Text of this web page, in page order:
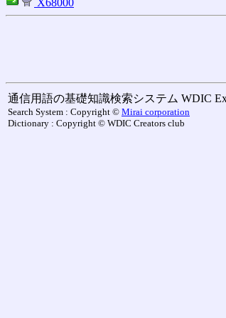
X68000
通信用語の基礎知識検索システム WDIC
Search System : Copyright © Mirai corporation
Dictionary : Copyright © WDIC Creators club